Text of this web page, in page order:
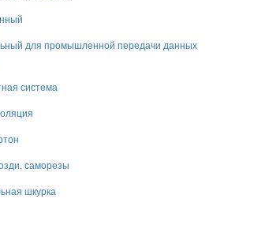
для промышленной передачи данных
система
саморезы
шкурка